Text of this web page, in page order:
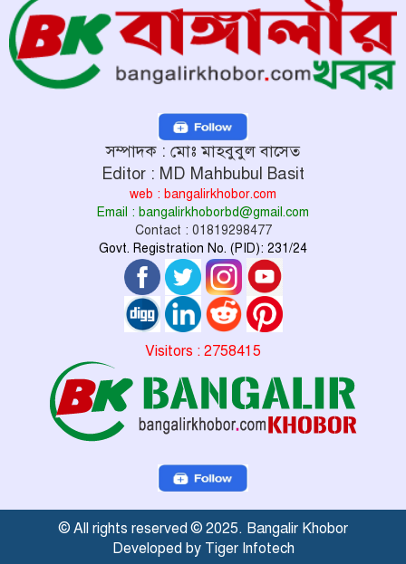
সম্পাদক : মোঃ মাহবুবুল বাসেত
Editor : MD Mahbubul Basit
web : bangalirkhobor.com
Email : bangalirkhoborbd@gmail.com
Contact : 01819298477
Govt. Registration No. (PID): 231/24
Visitors : 2758415
© All rights reserved © 2025. Bangalir Khobor
Developed by Tiger Infotech